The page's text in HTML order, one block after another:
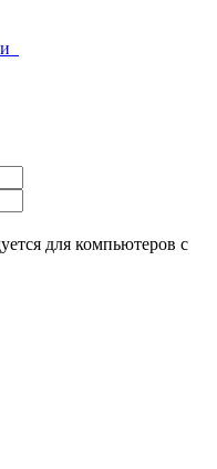
для компьютеров с